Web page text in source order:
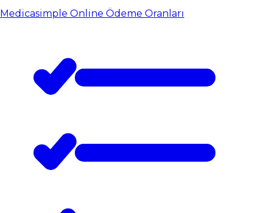
Medicasimple Online Ödeme Oranları